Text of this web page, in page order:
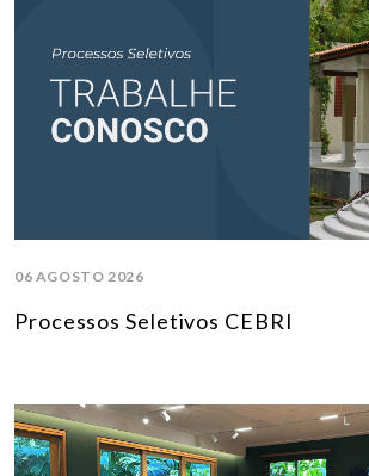
06 AGOSTO 2026
Processos Seletivos CEBRI